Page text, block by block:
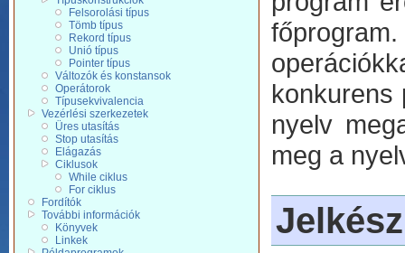
Felsorolási típus
Tömb típus
Rekord típus
Unió típus
Pointer típus
Változók és konstansok
Operátorok
Típusekvivalencia
Vezérlési szerkezetek
Üres utasítás
Stop utasítás
Elágazás
Ciklusok
While ciklus
For ciklus
Fordítók
További információk
Könyvek
Linkek
konkurens
nyelv
meg a